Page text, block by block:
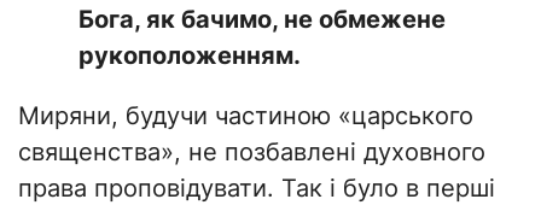
Бога, як бачимо, не обмежене
рукоположенням.
Миряни, будучи частиною «царського
священства», не позбавлені духовного
права проповідувати. Так і було в перші